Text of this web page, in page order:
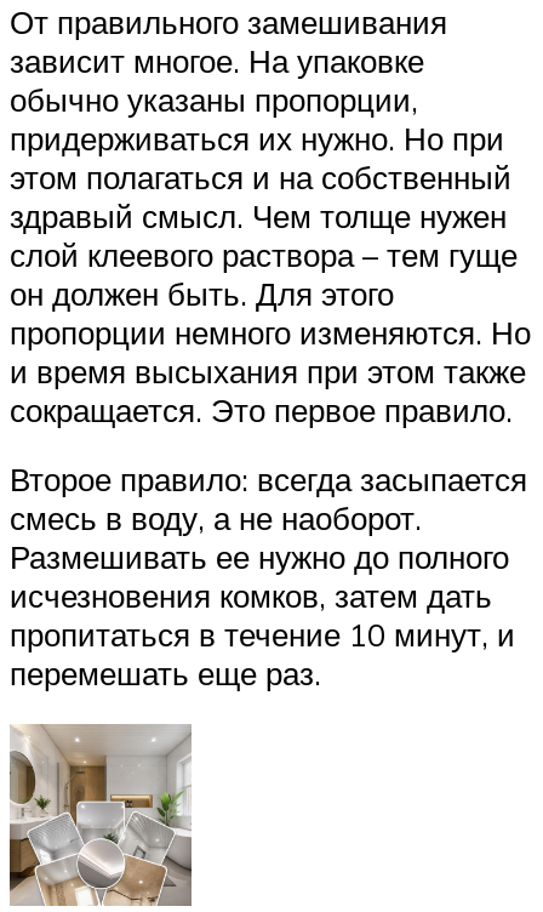
От правильного замешивания
зависит многое. На упаковке
обычно указаны пропорции,
придерживаться их нужно. Но при
этом полагаться и на собственный
здравый смысл. Чем толще нужен
слой клеевого раствора – тем гуще
он должен быть. Для этого
пропорции немного изменяются. Но
и время высыхания при этом также
сокращается. Это первое правило.
Второе правило: всегда засыпается
смесь в воду, а не наоборот.
Размешивать ее нужно до полного
исчезновения комков, затем дать
пропитаться в течение 10 минут, и
перемешать еще раз.